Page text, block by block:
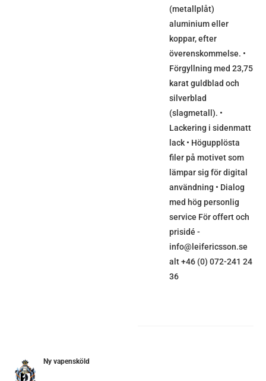
(metallplåt)
aluminium eller
koppar, efter
överenskommelse. •
Förgyllning med 23,75
karat guldblad och
silverblad
(slagmetall). •
Lackering i sidenmatt
lack • Högupplösta
filer på motivet som
lämpar sig för digital
användning • Dialog
med hög personlig
service För offert och
prisidé -
info@leifericsson.se
alt +46 (0) 072-241 24
36
Ny vapensköld